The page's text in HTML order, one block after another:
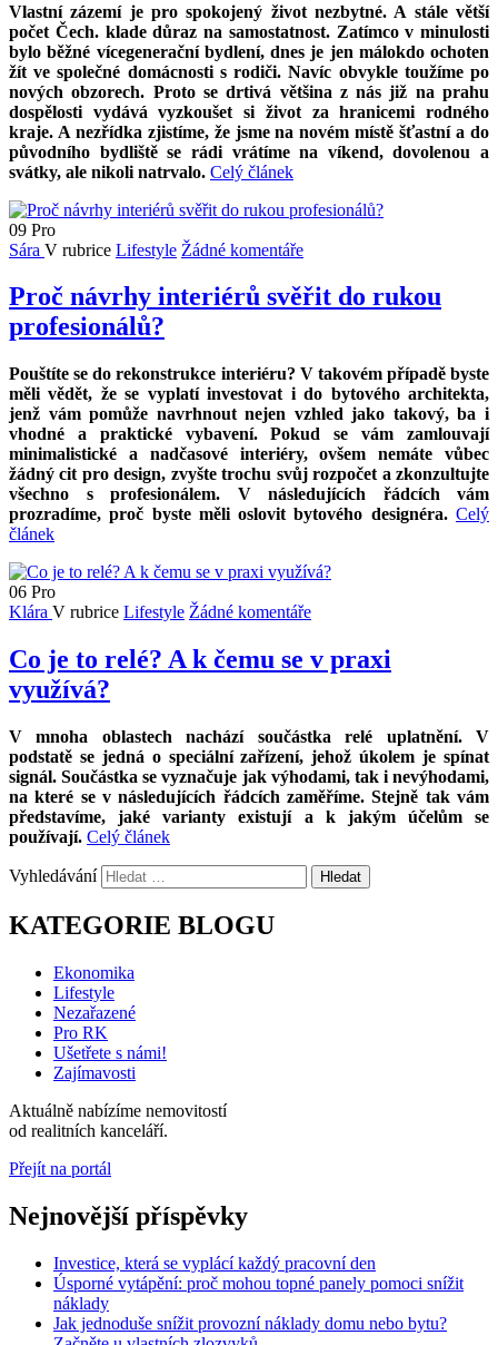
Vlastní zázemí je pro spokojený život nezbytné. A stále větší
počet Čech. klade důraz na samostatnost. Zatímco v minulosti
bylo běžné vícegenerační bydlení, dnes je jen málokdo ochoten
žít ve společné domácnosti s rodiči. Navíc obvykle toužíme po
nových obzorech. Proto se drtivá většina z nás již na prahu
dospělosti vydává vyzkoušet si život za hranicemi rodného
kraje. A nezřídka zjistíme, že jsme na novém místě šťastní a do
původního bydliště se rádi vrátíme na víkend, dovolenou a
svátky, ale nikoli natrvalo. Celý článek
09 Pro
Sára V rubrice Lifestyle Žádné komentáře
Proč návrhy interiérů svěřit do rukou
profesionálů?
Pouštíte se do rekonstrukce interiéru? V takovém případě byste
měli vědět, že se vyplatí investovat i do bytového architekta,
jenž vám pomůže navrhnout nejen vzhled jako takový, ba i
vhodné a praktické vybavení. Pokud se vám zamlouvají
minimalistické a nadčasové interiéry, ovšem nemáte vůbec
žádný cit pro design, zvyšte trochu svůj rozpočet a zkonzultujte
všechno s profesionálem. V následujících řádcích vám
prozradíme, proč byste měli oslovit bytového designéra. Celý
článek
06 Pro
Klára V rubrice Lifestyle Žádné komentáře
Co je to relé? A k čemu se v praxi
využívá?
V mnoha oblastech nachází součástka relé uplatnění. V
podstatě se jedná o speciální zařízení, jehož úkolem je spínat
signál. Součástka se vyznačuje jak výhodami, tak i nevýhodami,
na které se v následujících řádcích zaměříme. Stejně tak vám
představíme, jaké varianty existují a k jakým účelům se
používají. Celý článek
Vyhledávání
KATEGORIE BLOGU
Ekonomika
Lifestyle
Nezařazené
Pro RK
Ušetřete s námi!
Zajímavosti
Aktuálně nabízíme nemovitostí
od realitních kanceláří.
Přejít na portál
Nejnovější příspěvky
Investice, která se vyplácí každý pracovní den
Úsporné vytápění: proč mohou topné panely pomoci snížit
náklady
Jak jednoduše snížit provozní náklady domu nebo bytu?